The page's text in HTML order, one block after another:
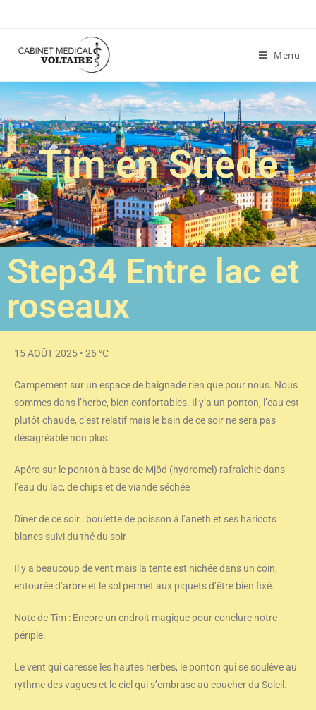
Menu
Tim en Suède
Step34 Entre lac et
roseaux
15 AOÛT 2025 • 26 °C
Campement sur un espace de baignade rien que pour nous. Nous
sommes dans l’herbe, bien confortables. Il y’a un ponton, l’eau est
plutôt chaude, c’est relatif mais le bain de ce soir ne sera pas
désagréable non plus.
Apéro sur le ponton à base de Mjöd (hydromel) rafraîchie dans
l’eau du lac, de chips et de viande séchée
Dîner de ce soir : boulette de poisson à l’aneth et ses haricots
blancs suivi du thé du soir
Il y a beaucoup de vent mais la tente est nichée dans un coin,
entourée d’arbre et le sol permet aux piquets d’être bien fixé.
Note de Tim : Encore un endroit magique pour conclure notre
périple.
Le vent qui caresse les hautes herbes, le ponton qui se soulève au
rythme des vagues et le ciel qui s’embrase au coucher du Soleil.